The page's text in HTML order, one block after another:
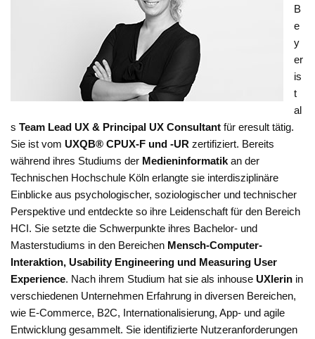
B
e
y
er
is
t
al
sTeam Lead UX & Principal UX Consultant für eresult tätig.
Sie ist vom UXQB® CPUX-F und -UR zertifiziert. Bereits
während ihres Studiums der Medieninformatik an der
Technischen Hochschule Köln erlangte sie interdisziplinäre
Einblicke aus psychologischer, soziologischer und technischer
Perspektive und entdeckte so ihre Leidenschaft für den Bereich
HCI. Sie setzte die Schwerpunkte ihres Bachelor- und
Masterstudiums in den Bereichen Mensch-Computer-
Interaktion, Usability Engineering und Measuring User
Experience. Nach ihrem Studium hat sie als inhouse UXlerin in
verschiedenen Unternehmen Erfahrung in diversen Bereichen,
wie E-Commerce, B2C, Internationalisierung, App- und agile
Entwicklung gesammelt. Sie identifizierte Nutzeranforderungen